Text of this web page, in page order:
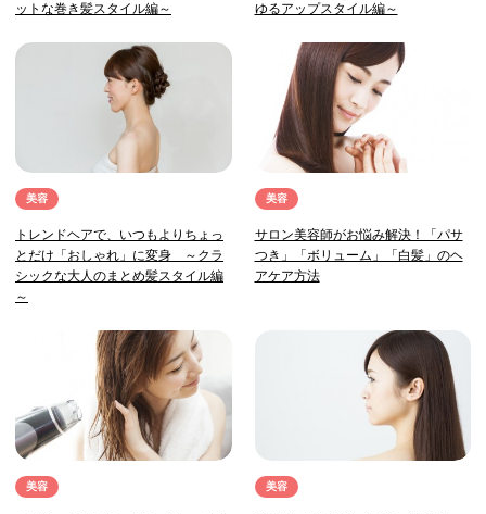
ットな巻き髪スタイル編～
ゆるアップスタイル編～
美容
トレンドヘアで、いつもよりちょっ
とだけ「おしゃれ」に変身 ～クラ
シックな大人のまとめ髪スタイル編
～
美容
サロン美容師がお悩み解決！「パサ
つき」「ボリューム」「白髪」のヘ
アケア方法
美容 美容